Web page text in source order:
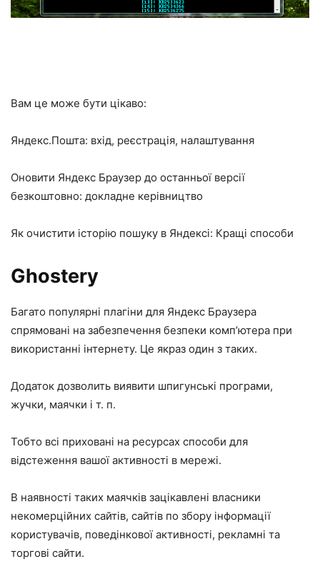
Вам це може бути цікаво:
Яндекс.Пошта: вхід, реєстрація, налаштування
Оновити Яндекс Браузер до останньої версії
безкоштовно: докладне керівництво
Як очистити історію пошуку в Яндексі: Кращі способи
Ghostery
Багато популярні плагіни для Яндекс Браузера
спрямовані на забезпечення безпеки комп’ютера при
використанні інтернету. Це якраз один з таких.
Додаток дозволить виявити шпигунські програми,
жучки, маячки і т. п.
Тобто всі приховані на ресурсах способи для
відстеження вашої активності в мережі.
В наявності таких маячків зацікавлені власники
некомерційних сайтів, сайтів по збору інформації
користувачів, поведінкової активності, рекламні та
торгові сайти.